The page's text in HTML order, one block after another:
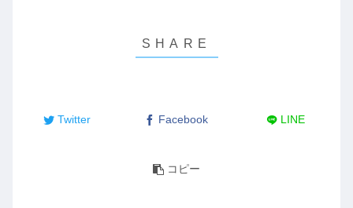
Twitter Facebook LINE
コピー